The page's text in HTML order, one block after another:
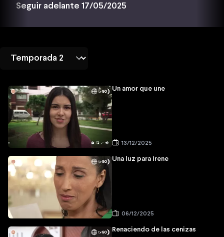
Seguir adelante 17/05/2025
Un amor que une
13/12/2025
Una luz para Irene
06/12/2025
Renaciendo de las cenizas